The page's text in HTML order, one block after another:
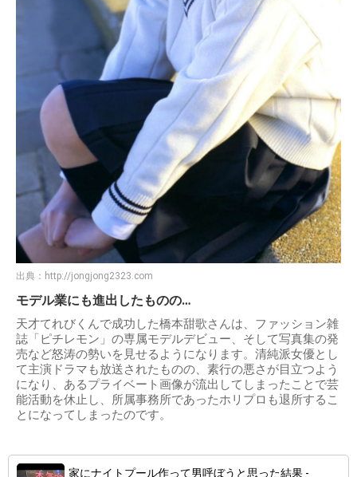
出典： http://jongjong2323.com
モデル業にも進出したものの…
天才てれびくんで成功した橋本甜歌さんは、ファッション雑
誌「ピチレモン」の専属モデルデビュー、そして写真集の発
売など怒涛の勢いを見せるようになります。清純派女優とし
て主演ドラマも放送されたものの、素行の悪さが目立つよう
になり、あるプライベート画像が流出してしまったことで芸
能活動を休止し、所属事務所であったホリプロも退所するこ
とになってしまったのです。
家にナイトプール作って男呼ぼうと思った結果 -